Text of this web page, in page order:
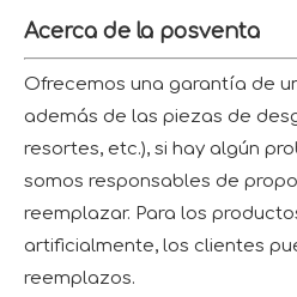
Acerca de la posventa
Ofrecemos una garantía de
además de las piezas de
resortes, etc.), si hay algún
somos responsables de
reemplazar. Para los
artificialmente, los clientes
reemplazos.